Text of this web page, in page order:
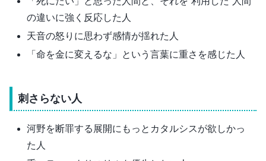
の違いに強く反応した人
天音の怒りに思わず感情が揺れた人
「命を金に変えるな」という言葉に重さを感じた人
刺さらない人
河野を断罪する展開にもっとカタルシスが欲しかっ
た人